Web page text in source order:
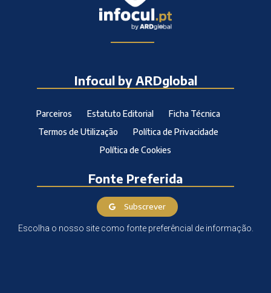
Infocul by ARDglobal
Parceiros Estatuto Editorial
Ficha Técnica
Termos de Utilização
Política de Privacidade
Política de Cookies
Fonte Preferida
Subscrever
Escolha o nosso site como fonte preferêncial de informação.